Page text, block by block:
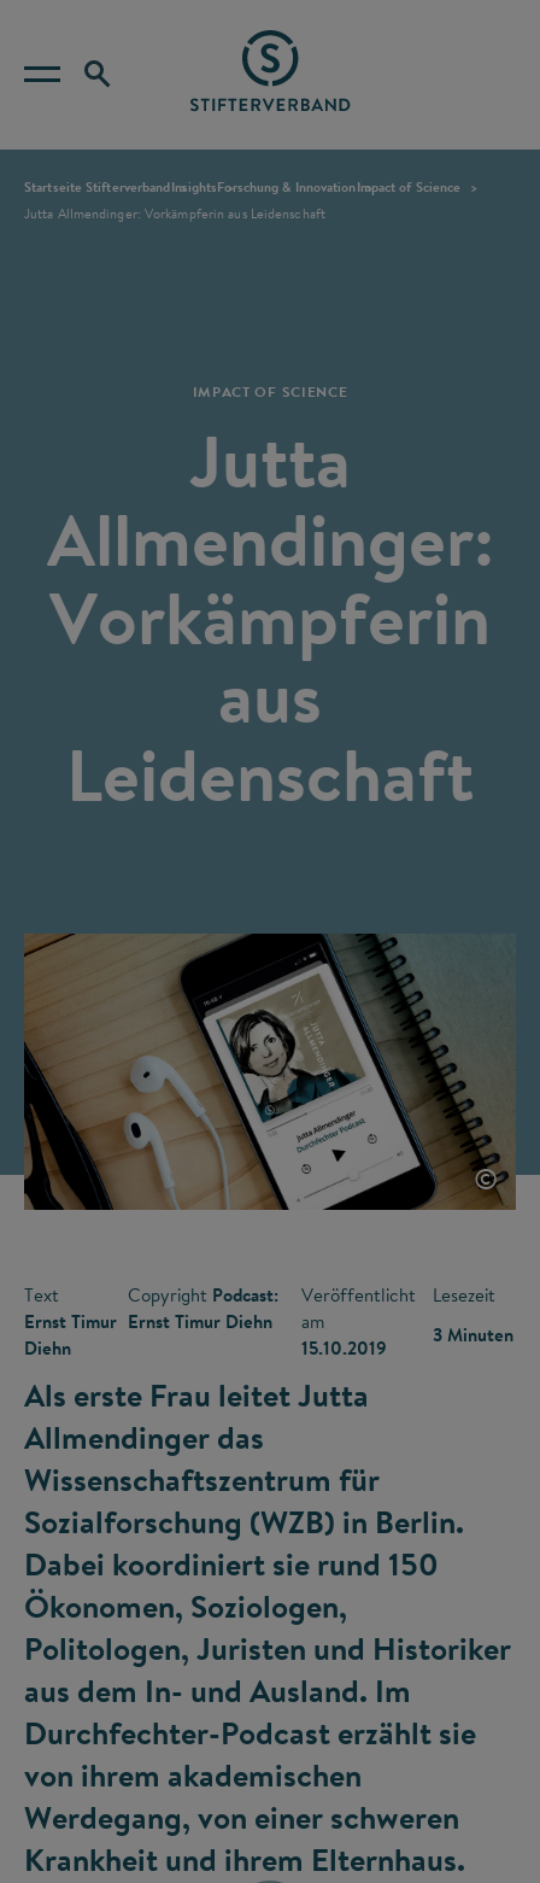
Startseite StifterverbandInsightsForschung & InnovationImpact of Science
Jutta Allmendinger: Vorkämpferin aus Leidenschaft
IMPACT OF SCIENCE
Jutta
Allmendinger:
Vorkämpferin
aus
Leidenschaft
©
Text
Ernst Timur
Diehn
Copyright Podcast:
Ernst Timur Diehn
Veröffentlicht
am
15.10.2019
Lesezeit
3 Minuten
Als erste Frau leitet Jutta
Allmendinger das
Wissenschaftszentrum für
Sozialforschung (WZB) in Berlin.
Dabei koordiniert sie rund 150
Ökonomen, Soziologen,
Politologen, Juristen und Historiker
aus dem In- und Ausland. Im
Durchfechter-Podcast erzählt sie
von ihrem akademischen
Werdegang, von einer schweren
Krankheit und ihrem Elternhaus.